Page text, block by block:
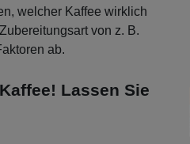
welcher Kaffee wirklich
von z. B.
ab.
Lassen Sie